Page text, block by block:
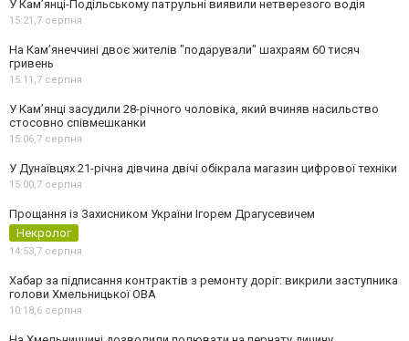
У Кам’янці-Подільському патрульні виявили нетверезого водія
15:21,7 серпня
На Камʼянеччині двоє жителів "подарували" шахраям 60 тисяч
гривень
15:11,7 серпня
У Камʼянці засудили 28-річного чоловіка, який вчиняв насильство
стосовно співмешканки
15:06,7 серпня
У Дунаївцях 21-річна дівчина двічі обікрала магазин цифрової техніки
15:00,7 серпня
Прощання із Захисником України Ігорем Драгусевичем
Некролог
14:53,7 серпня
Хабар за підписання контрактів з ремонту доріг: викрили заступника
голови Хмельницької ОВА
10:18,6 серпня